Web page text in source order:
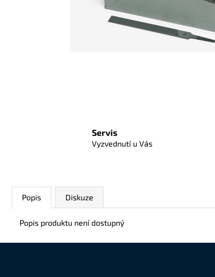
Servis
Vyzvednutí u Vás
Popis Diskuze
Popis produktu není dostupný